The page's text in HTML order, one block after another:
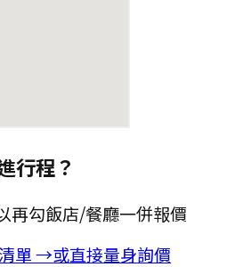
行程？
再勾飯店/餐廳一併報價
單 →或直接量身詢價